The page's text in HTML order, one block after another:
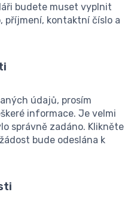
budete muset vyplnit
příjmení, kontaktní číslo a
údajů, prosím
informace. Je velmi
správně zadáno. Klikněte
bude odeslána k